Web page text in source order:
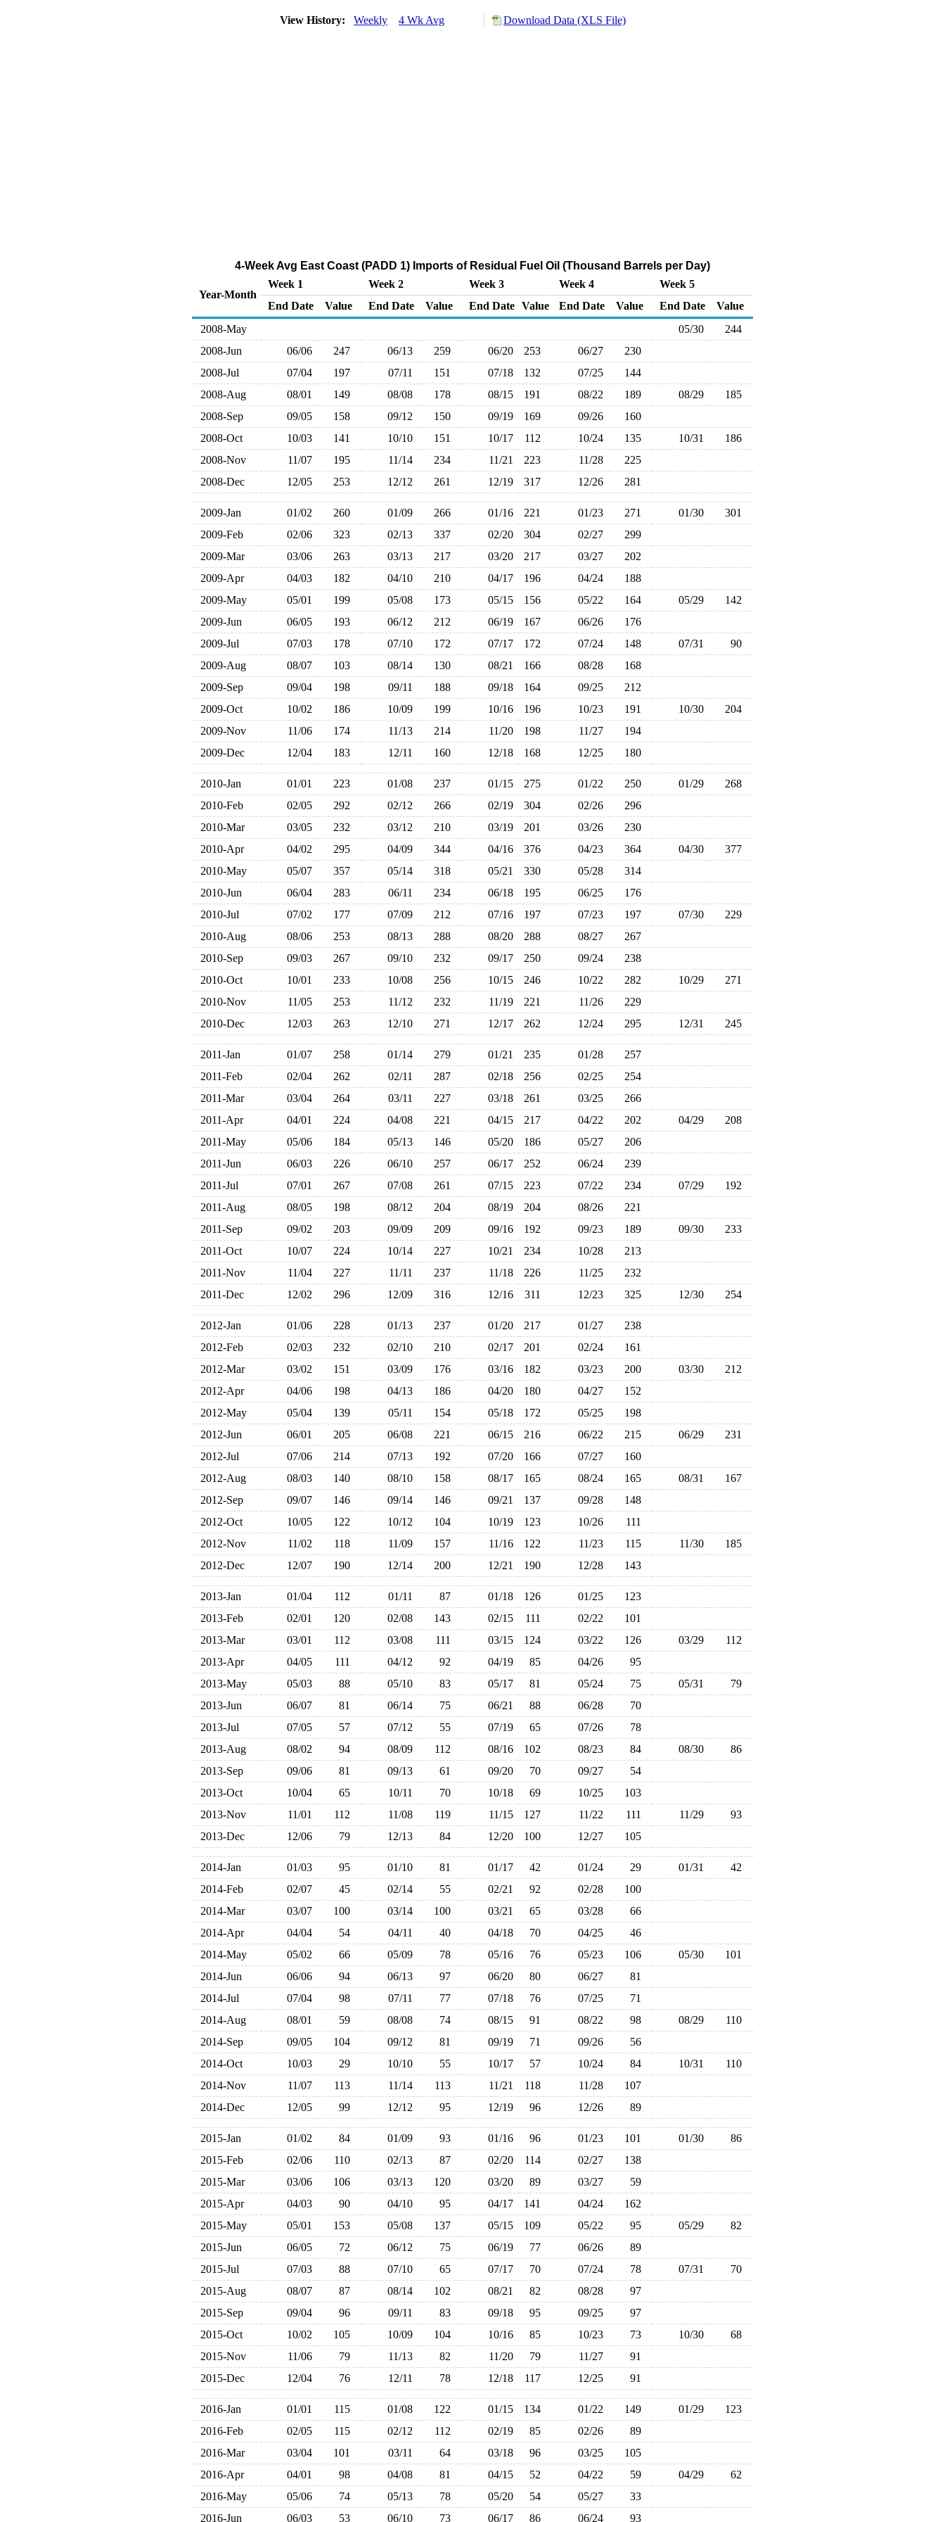
View History: Weekly 4 Wk Avg Download Data (XLS File)
4-Week Avg East Coast (PADD 1) Imports of Residual Fuel Oil (Thousand Barrels per Day)
Year-Month
Week 1 Week 2 Week 3 Week 4
Week 5
End Date
Value End Date Value End Date Value End Date Value End Date
Value
2008-May
05/30
244
2008-Jun
06/06 247 06/13 259 06/20 253 06/27
230
2008-Jul
07/04 197 07/11 151 07/18 132 07/25
144
2008-Aug
08/01 149 08/08 178 08/15 191 08/22 189 08/29
185
2008-Sep
09/05 158 09/12 150 09/19 169 09/26
160
2008-Oct
10/03 141 10/10 151 10/17 112 10/24 135 10/31
186
2008-Nov
11/07 195 11/14 234 11/21 223 11/28
225
2008-Dec
12/05 253 12/12 261 12/19 317 12/26 281
2009-Jan 01/02 260 01/09 266 01/16 221 01/23 271 01/30
301
2009-Feb
02/06 323 02/13 337 02/20 304 02/27
299
2009-Mar
03/06 263 03/13 217 03/20 217 03/27
202
2009-Apr
04/03 182 04/10 210 04/17 196 04/24
188
2009-May
05/01 199 05/08 173 05/15 156 05/22 164 05/29
142
2009-Jun
06/05 193 06/12 212 06/19 167 06/26
176
2009-Jul
07/03 178 07/10 172 07/17 172 07/24 148 07/31
90
2009-Aug
08/07 103 08/14 130 08/21 166 08/28
168
2009-Sep
09/04 198 09/11 188 09/18 164 09/25
212
2009-Oct
10/02 186 10/09 199 10/16 196 10/23 191 10/30
204
2009-Nov
11/06 174 11/13 214 11/20 198 11/27
194
2009-Dec
12/04 183 12/11 160 12/18 168 12/25 180
2010-Jan 01/01 223 01/08 237 01/15 275 01/22 250 01/29
268
2010-Feb
02/05 292 02/12 266 02/19 304 02/26
296
2010-Mar
03/05 232 03/12 210 03/19 201 03/26
230
2010-Apr
04/02 295 04/09 344 04/16 376 04/23 364 04/30
377
2010-May
05/07 357 05/14 318 05/21 330 05/28
314
2010-Jun
06/04 283 06/11 234 06/18 195 06/25
176
2010-Jul
07/02 177 07/09 212 07/16 197 07/23 197 07/30
229
2010-Aug
08/06 253 08/13 288 08/20 288 08/27
267
2010-Sep
09/03 267 09/10 232 09/17 250 09/24
238
2010-Oct
10/01 233 10/08 256 10/15 246 10/22 282 10/29
271
2010-Nov
11/05 253 11/12 232 11/19 221 11/26
229
2010-Dec
12/03 263 12/10 271 12/17 262 12/24 295 12/31 245
2011-Jan 01/07 258 01/14 279 01/21 235 01/28
257
2011-Feb
02/04 262 02/11 287 02/18 256 02/25
254
2011-Mar
03/04 264 03/11 227 03/18 261 03/25
266
2011-Apr
04/01 224 04/08 221 04/15 217 04/22 202 04/29
208
2011-May
05/06 184 05/13 146 05/20 186 05/27
206
2011-Jun
06/03 226 06/10 257 06/17 252 06/24
239
2011-Jul
07/01 267 07/08 261 07/15 223 07/22 234 07/29
192
2011-Aug
08/05 198 08/12 204 08/19 204 08/26
221
2011-Sep
09/02 203 09/09 209 09/16 192 09/23 189 09/30
233
2011-Oct
10/07 224 10/14 227 10/21 234 10/28
213
2011-Nov
11/04 227 11/11 237 11/18 226 11/25
232
2011-Dec
12/02 296 12/09 316 12/16 311 12/23 325 12/30 254
2012-Jan 01/06 228 01/13 237 01/20 217 01/27
238
2012-Feb
02/03 232 02/10 210 02/17 201 02/24
161
2012-Mar
03/02 151 03/09 176 03/16 182 03/23 200 03/30
212
2012-Apr
04/06 198 04/13 186 04/20 180 04/27
152
2012-May
05/04 139 05/11 154 05/18 172 05/25
198
2012-Jun
06/01 205 06/08 221 06/15 216 06/22 215 06/29
231
2012-Jul
07/06 214 07/13 192 07/20 166 07/27
160
2012-Aug
08/03 140 08/10 158 08/17 165 08/24 165 08/31
167
2012-Sep
09/07 146 09/14 146 09/21 137 09/28
148
2012-Oct
10/05 122 10/12 104 10/19 123 10/26
111
2012-Nov
11/02 118 11/09 157 11/16 122 11/23 115 11/30
185
2012-Dec
12/07 190 12/14 200 12/21 190 12/28 143
2013-Jan 01/04 112 01/11 87 01/18 126 01/25
123
2013-Feb
02/01 120 02/08 143 02/15 111 02/22
101
2013-Mar
03/01 112 03/08 111 03/15 124 03/22 126 03/29
112
2013-Apr
04/05 111 04/12 92 04/19 85 04/26
95
2013-May
05/03 88 05/10 83 05/17 81 05/24 75 05/31
79
2013-Jun
06/07 81 06/14 75 06/21 88 06/28
70
2013-Jul
07/05 57 07/12 55 07/19 65 07/26
78
2013-Aug
08/02 94 08/09 112 08/16 102 08/23 84 08/30
86
2013-Sep
09/06 81 09/13 61 09/20 70 09/27
54
2013-Oct
10/04 65 10/11 70 10/18 69 10/25
103
2013-Nov
11/01 112 11/08 119 11/15 127 11/22 111 11/29
93
2013-Dec
12/06 79 12/13 84 12/20 100 12/27 105
2014-Jan 01/03 95 01/10 81 01/17 42 01/24 29 01/31
42
2014-Feb
02/07 45 02/14 55 02/21 92 02/28
100
2014-Mar
03/07 100 03/14 100 03/21 65 03/28
66
2014-Apr
04/04 54 04/11 40 04/18 70 04/25
46
2014-May
05/02 66 05/09 78 05/16 76 05/23 106 05/30
101
2014-Jun
06/06 94 06/13 97 06/20 80 06/27
81
2014-Jul
07/04 98 07/11 77 07/18 76 07/25
71
2014-Aug
08/01 59 08/08 74 08/15 91 08/22 98 08/29
110
2014-Sep
09/05 104 09/12 81 09/19 71 09/26
56
2014-Oct
10/03 29 10/10 55 10/17 57 10/24 84 10/31
110
2014-Nov
11/07 113 11/14 113 11/21 118 11/28
107
2014-Dec
12/05 99 12/12 95 12/19 96 12/26 89
2015-Jan 01/02 84 01/09 93 01/16 96 01/23 101 01/30
86
2015-Feb
02/06 110 02/13 87 02/20 114 02/27
138
2015-Mar
03/06 106 03/13 120 03/20 89 03/27
59
2015-Apr
04/03 90 04/10 95 04/17 141 04/24
162
2015-May
05/01 153 05/08 137 05/15 109 05/22 95 05/29
82
2015-Jun
06/05 72 06/12 75 06/19 77 06/26
89
2015-Jul
07/03 88 07/10 65 07/17 70 07/24 78 07/31
70
2015-Aug
08/07 87 08/14 102 08/21 82 08/28
97
2015-Sep
09/04 96 09/11 83 09/18 95 09/25
97
2015-Oct
10/02 105 10/09 104 10/16 85 10/23 73 10/30
68
2015-Nov
11/06 79 11/13 82 11/20 79 11/27
91
2015-Dec
12/04 76 12/11 78 12/18 117 12/25 91
2016-Jan 01/01 115 01/08 122 01/15 134 01/22 149 01/29
123
2016-Feb
02/05 115 02/12 112 02/19 85 02/26
89
2016-Mar
03/04 101 03/11 64 03/18 96 03/25
105
2016-Apr
04/01 98 04/08 81 04/15 52 04/22 59 04/29
62
2016-May
05/06 74 05/13 78 05/20 54 05/27
33
2016-Jun
06/03 53 06/10 73 06/17 86 06/24 93